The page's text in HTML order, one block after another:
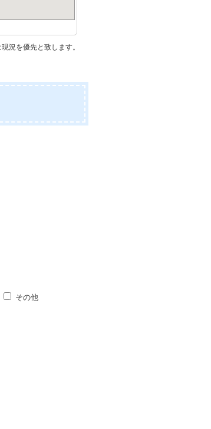
況を優先と致します。
その他